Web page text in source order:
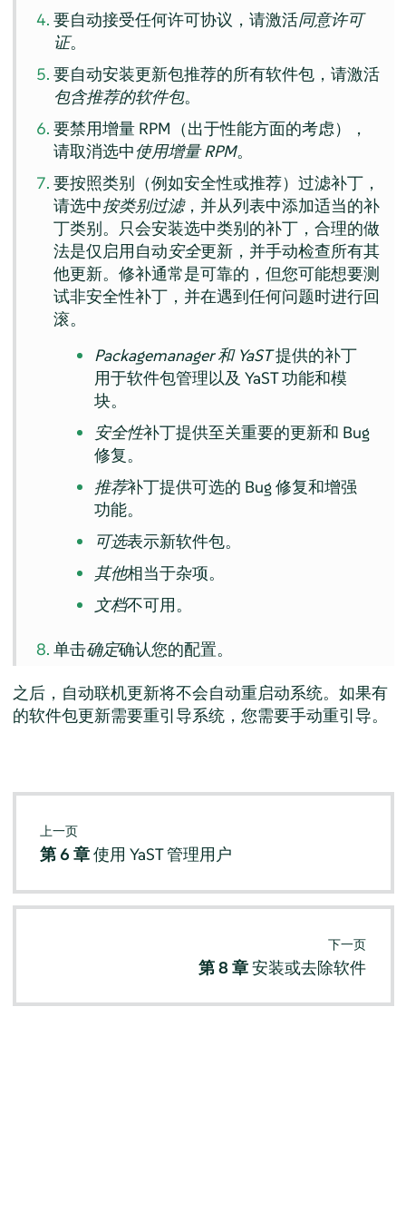
要自动接受任何许可协议，请激活同意许可
证。
要自动安装更新包推荐的所有软件包，请激活
包含推荐的软件包。
要禁用增量 RPM（出于性能方面的考虑），
请取消选中使用增量 RPM。
要按照类别（例如安全性或推荐）过滤补丁，
请选中按类别过滤，并从列表中添加适当的补
丁类别。只会安装选中类别的补丁，合理的做
法是仅启用自动安全更新，并手动检查所有其
他更新。修补通常是可靠的，但您可能想要测
试非安全性补丁，并在遇到任何问题时进行回
滚。
Packagemanager 和 YaST提供的补丁
用于软件包管理以及 YaST 功能和模
块。
安全性补丁提供至关重要的更新和 Bug
修复。
推荐补丁提供可选的 Bug 修复和增强
功能。
可选表示新软件包。
其他相当于杂项。
文档不可用。
单击确定确认您的配置。
之后，自动联机更新将不会自动重启动系统。如果有
的软件包更新需要重引导系统，您需要手动重引导。
上一页
第 6 章使用 YaST 管理用户
下一页
第 8 章安装或去除软件